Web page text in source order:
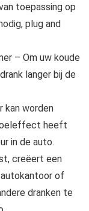
toepassing op
plug and
– Om uw koude
langer bij de
kan worden
heeft
in de auto.
creëert een
autokantoor of
dranken te